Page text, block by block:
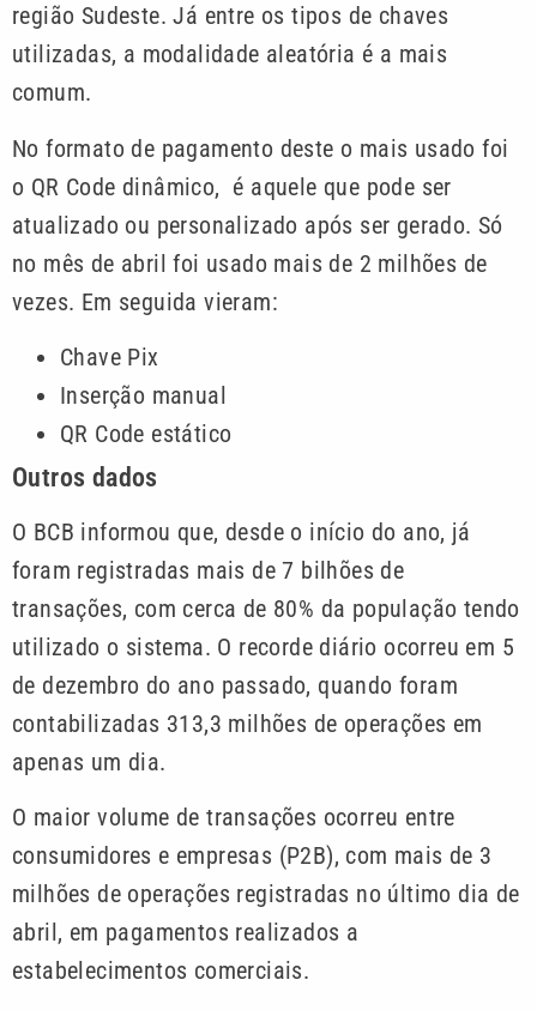
região Sudeste. Já entre os tipos de chaves
utilizadas, a modalidade aleatória é a mais
comum.
No formato de pagamento deste o mais usado foi
o QR Code dinâmico, é aquele que pode ser
atualizado ou personalizado após ser gerado. Só
no mês de abril foi usado mais de 2 milhões de
vezes. Em seguida vieram:
Chave Pix
Inserção manual
QR Code estático
Outros dados
O BCB informou que, desde o início do ano, já
foram registradas mais de 7 bilhões de
transações, com cerca de 80% da população tendo
utilizado o sistema. O recorde diário ocorreu em 5
de dezembro do ano passado, quando foram
contabilizadas 313,3 milhões de operações em
apenas um dia.
O maior volume de transações ocorreu entre
consumidores e empresas (P2B), com mais de 3
milhões de operações registradas no último dia de
abril, em pagamentos realizados a
estabelecimentos comerciais.